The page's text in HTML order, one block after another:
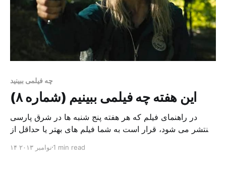
چه فیلمی ببینید
این هفته چه فیلمی ببینیم (شماره ۸)
در راهنمای فیلم که هر هفته پنج شنبه ها در شرق پارسی
منتشر می شود، قرار است به شما فیلم های بهتر یا حداقل از
بر پرده سینماهای جهان هستند یا اخیرا وارد شبکه نمایش
۱۴ نوامبر ۲۰۱۳ 1 min read